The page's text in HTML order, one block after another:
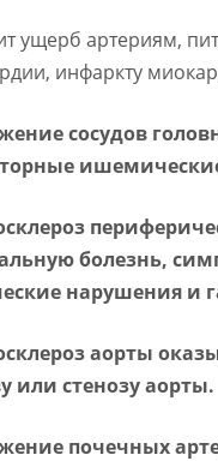
ущерб артериям,
инфаркту
сосудов
болезнь,
нарушения и
аорты
или стенозу аорты.
почечных